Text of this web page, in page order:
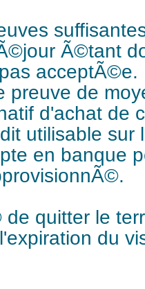
Ã©tant
preuve de
d'achat de
utilisable sur
en banque
de quitter le
du